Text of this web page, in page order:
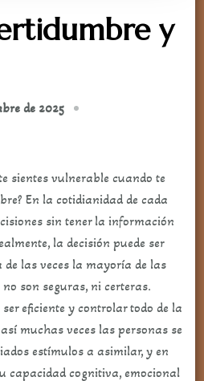
y
de 2025
sientes vulnerable cuando te
En la cotidianidad de cada
sin tener la información
la decisión puede ser
las veces la mayoría de las
son seguras, ni certeras.
eficiente y controlar todo de la
muchas veces las personas se
estímulos a asimilar, y en
capacidad cognitiva, emocional